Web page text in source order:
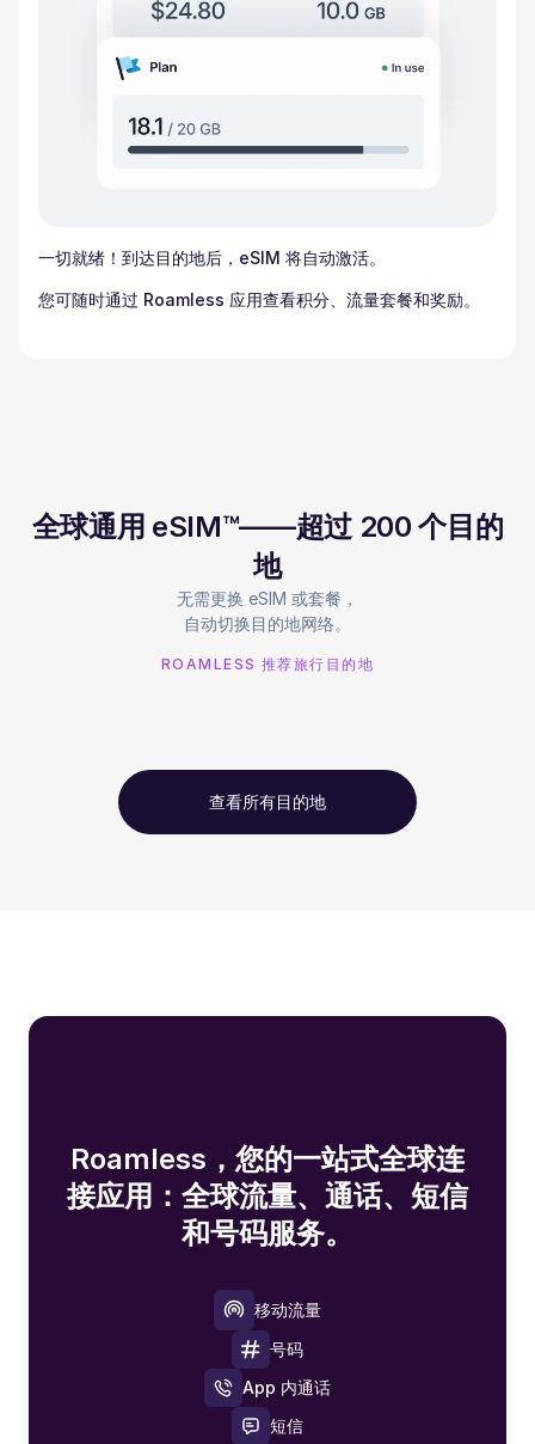
一切就绪！到达目的地后，eSIM 将自动激活。
您可随时通过 Roamless 应用查看积分、流量套餐和奖励。
全球通用 eSIM™——超过 200 个目的
地
无需更换 eSIM 或套餐，
自动切换目的地网络。
ROAMLESS 推荐旅行目的地
查看所有目的地
Roamless，您的一站式全球连
接应用：全球流量、通话、短信
和号码服务。
移动流量
号码
App 内通话
短信